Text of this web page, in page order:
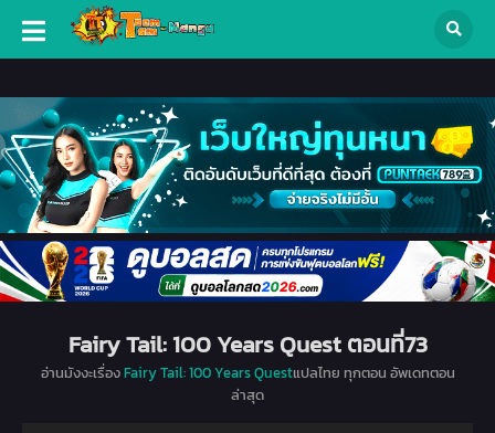
Fairy Tail: 100 Years Quest ตอนที่73
อ่านมังงะเรื่องFairy Tail: 100 Years Questแปลไทย ทุกตอน อัพเดทตอน
ล่าสุด